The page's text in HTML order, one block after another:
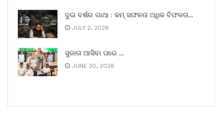
ଦୁଇ ବର୍ଷର ଗାଥା : କମ୍ ସଫଳତା ଅଧିକ ବିଫଳତା…
JULY 2, 2026
ସୁଜାତା ଆସିବା ପରେ …
JUNE 30, 2026